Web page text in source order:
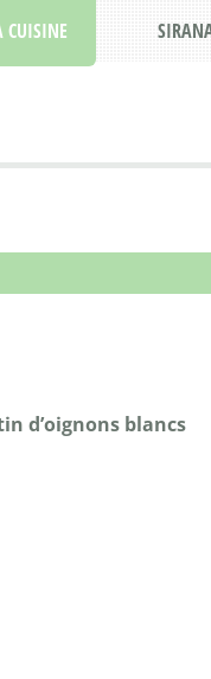
d’oignons blancs